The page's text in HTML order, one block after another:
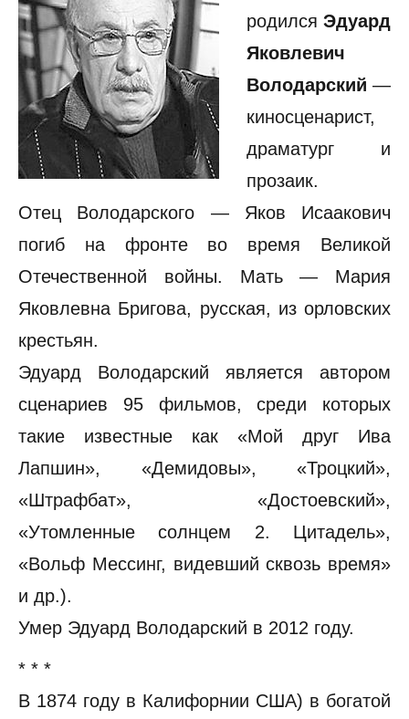
родился Эдуард
Яковлевич
Володарский —
киносценарист,
драматург и
прозаик.
Отец Володарского — Яков Исаакович
погиб на фронте во время Великой
Отечественной войны. Мать — Мария
Яковлевна Бригова, русская, из орловских
крестьян.
Эдуард Володарский является автором
сценариев 95 фильмов, среди которых
такие известные как «Мой друг Ива
Лапшин», «Демидовы», «Троцкий»,
«Штрафбат», «Достоевский»,
«Утомленные солнцем 2. Цитадель»,
«Вольф Мессинг, видевший сквозь время»
и др.).
Умер Эдуард Володарский в 2012 году.
* * *
В 1874 году в Калифорнии США) в богатой